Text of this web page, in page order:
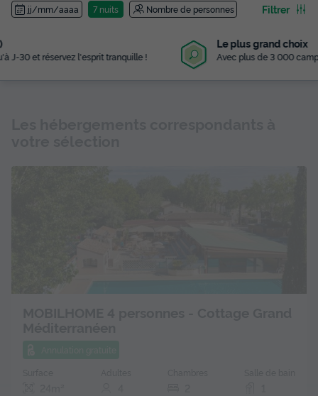
jj/mm/aaaa 7 nuits Nombre de personnes Filtrer
Avec plus de 3 000 campings référencés